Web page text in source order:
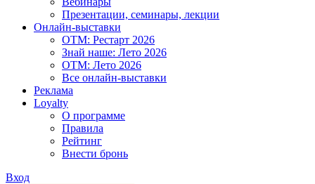
Презентации, семинары, лекции
Онлайн-выставки
OTM: Рестарт 2026
Знай наше: Лето 2026
OTM: Лето 2026
Все онлайн-выставки
Реклама
Loyalty
О программе
Правила
Рейтинг
Внести бронь
Вход